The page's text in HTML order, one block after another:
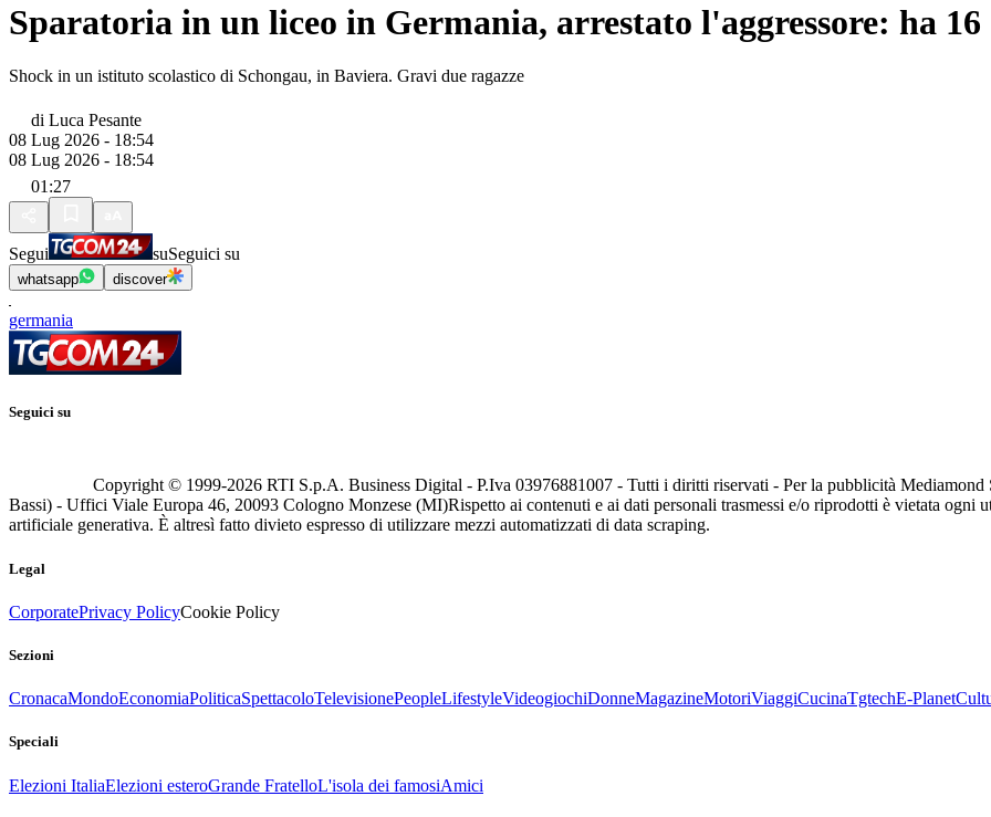
Sparatoria in un liceo in Germania, arrestato l'aggressore: ha
Shock in un istituto scolastico di Schongau, in Baviera. Gravi due ragazze
di Luca Pesante
08 Lug 2026 - 18:54
08 Lug 2026 - 18:54
01:27
Segui suSeguici su
whatsapp discover
germania
Seguici su
Copyright © 1999-2026 RTI S.p.A. Business Digital - P.Iva 03976881007 - Tutti i diritti riservati - Per la pubblicità
Bassi) - Uffici Viale Europa 46, 20093 Cologno Monzese (MI)Rispetto ai contenuti e ai dati personali trasmessi e/o riprodotti è vietata ogni
artificiale generativa. È altresì fatto divieto espresso di utilizzare mezzi automatizzati di data scraping.
Legal
CorporatePrivacy PolicyCookie Policy
Sezioni
CronacaMondoEconomiaPoliticaSpettacoloTelevisionePeopleLifestyleVideogiochiDonneMagazineMotoriViaggiCucinaTgtechE-Planet
Speciali
Elezioni ItaliaElezioni esteroGrande FratelloL'isola dei famosiAmici